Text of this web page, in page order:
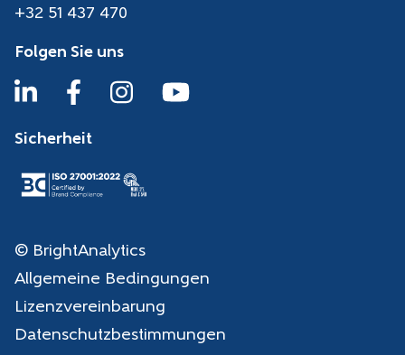
+32 51 437 470
Folgen Sie uns
Sicherheit
© BrightAnalytics
Allgemeine Bedingungen
Lizenzvereinbarung
Datenschutzbestimmungen